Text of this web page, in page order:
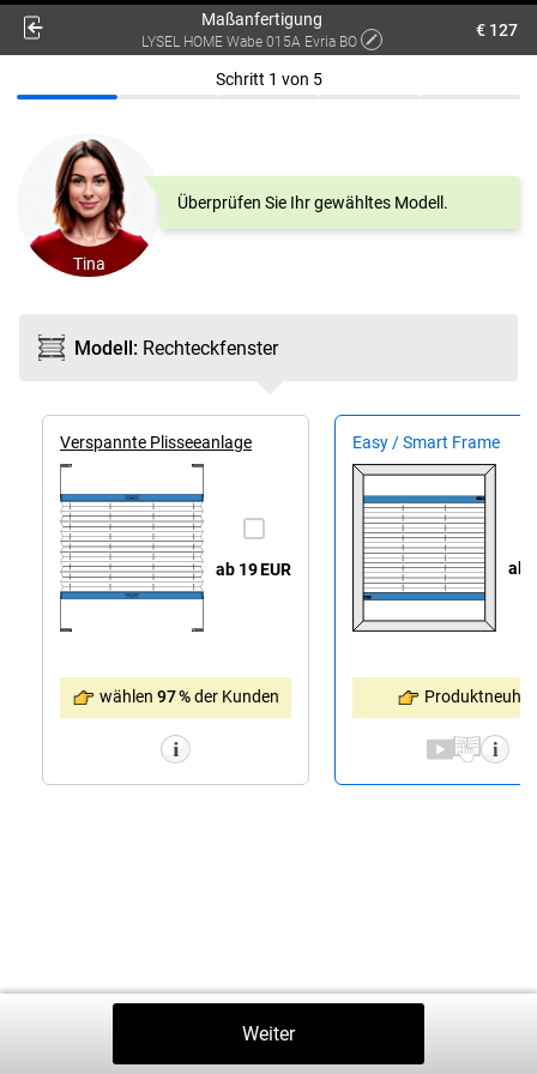
Maßanfertigung
LYSEL HOME Wabe 015A Evria BO
€ 127
Schritt 1 von 5
Tina
Überprüfen Sie Ihr gewähltes Modell.
Modell: Rechteck­fenster
Ver­spannte Plissee­anlage
ab 19EUR
wählen 97 %der Kunden
Easy / Smart Frame
ab
Weiter